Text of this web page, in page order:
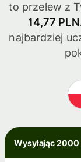
to przelew z
14,77 PLN
najbardziej
Wysyłając 2000